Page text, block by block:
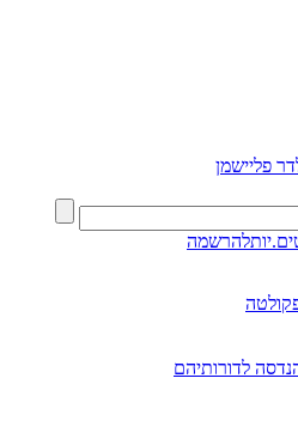
פליישמן
להרשמה
לדורותיהם